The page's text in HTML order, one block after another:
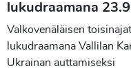
lukudraamana
Valkovenäläisen
lukudraamana Vallilan
Ukrainan auttamiseksi